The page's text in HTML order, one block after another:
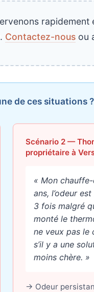
Contactez-nousou
de ces situations ?
Scénario 2 —
propriétaire à
« Mon
ans, l’odeur
3 fois malgré
monté le
ne veux pas le
s’il y a une
moins chère. »
→ Odeur